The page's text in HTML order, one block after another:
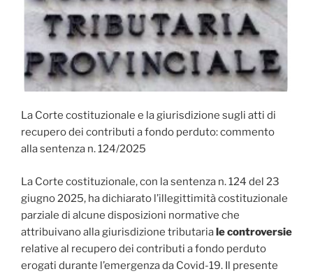
i
La Corte costituzionale e la giurisdizione sugli atti di
recupero dei contributi a fondo perduto: commento
alla sentenza n. 124/2025
La Corte costituzionale, con la sentenza n. 124 del 23
giugno 2025, ha dichiarato l’illegittimità costituzionale
parziale di alcune disposizioni normative che
attribuivano alla giurisdizione tributariale controversie
relative al recupero dei contributi a fondo perduto
erogati durante l’emergenza da Covid-19. Il presente